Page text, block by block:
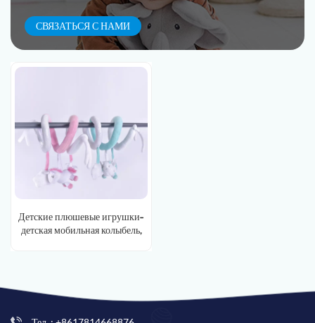
СВЯЗАТЬСЯ С НАМИ
Детские плюшевые игрушки-
детская мобильная колыбель,